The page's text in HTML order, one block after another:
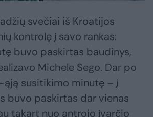
svečiai iš Kroatijos
kontrolę į savo rankas:
buvo paskirtas baudinys,
Michele Sego. Dar po
ąją susitikimo minutę – į
buvo paskirtas dar vienas
tąkart nuo antrojo įvarčio